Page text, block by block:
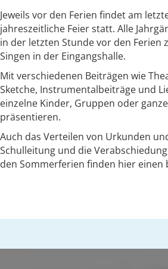
Jeweils vor den Ferien findet am
jahreszeitliche Feier statt. Alle
in der letzten Stunde vor den Ferien
Singen in der Eingangshalle.
Mit verschiedenen Beiträgen wie
Sketche, Instrumentalbeiträge und
einzelne Kinder, Gruppen oder
präsentieren.
Auch das Verteilen von Urkunden
Schulleitung und die
den Sommerferien finden hier einen